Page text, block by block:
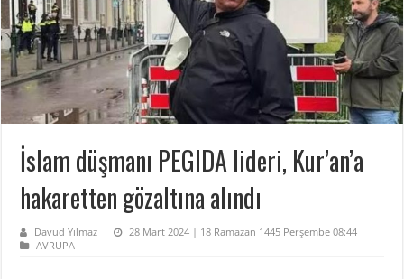
İslam düşmanı PEGIDA lideri, Kur’an’a
hakaretten gözaltına alındı
Davud Yılmaz
28 Mart 2024 | 18 Ramazan 1445 Perşembe 08:44
AVRUPA